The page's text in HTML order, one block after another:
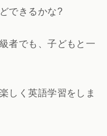
できるかな?
者でも、子どもと一
しく英語学習をしま